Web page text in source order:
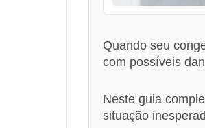
Quando seu
com possíveis
Neste guia
situação